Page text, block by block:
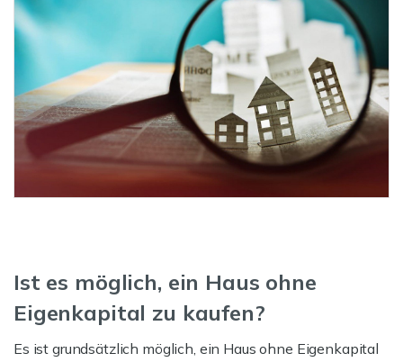
Ist es möglich, ein Haus ohne
Eigenkapital zu kaufen?
Es ist grundsätzlich möglich, ein Haus ohne Eigenkapital